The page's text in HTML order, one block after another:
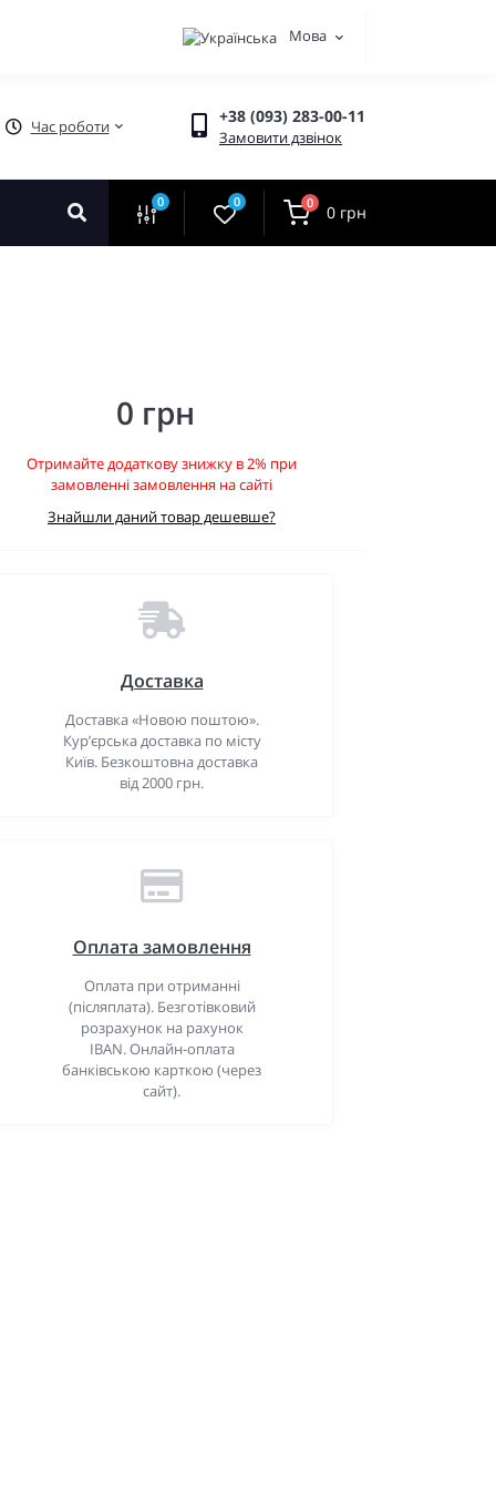
Мова
Час роботи +38 (093) 283-00-11
Замовити дзвінок
0 0 0 0 грн
0 грн
Отримайте додаткову знижку в 2% при
замовленні замовлення на сайті
Знайшли даний товар дешевше?
Доставка
Доставка «Новою поштою».
Кур’єрська доставка по місту
Київ. Безкоштовна доставка
від 2000 грн.
Оплата замовлення
Оплата при отриманні
(післяплата). Безготівковий
розрахунок на рахунок
IBAN. Онлайн-оплата
банківською карткою (через
сайт).